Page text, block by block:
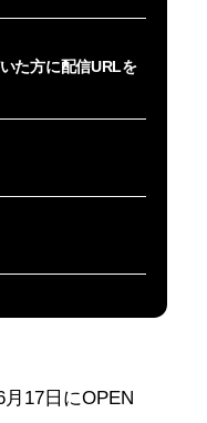
た方に配信URLを
17日にOPEN